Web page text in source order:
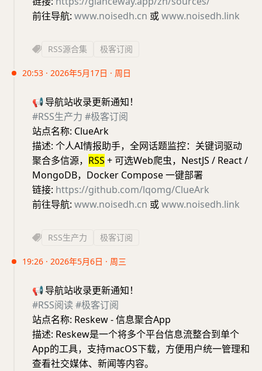
前往导航: www.noisedh.cn 或www.noisedh.link
RSS源合集 极客订阅
20:53 · 2026年5月17日 · 周日
📢导航站收录更新通知！
#RSS生产力 #极客订阅
站点名称: ClueArk
描述: 个人AI情报助手，全网话题监控：关键词驱动
聚合多信源， RSS + 可选Web爬虫，NestJS / React /
MongoDB，Docker Compose 一键部署
链接: https://github.com/lqomg/ClueArk
前往导航: www.noisedh.cn 或www.noisedh.link
RSS生产力 极客订阅
19:26 · 2026年5月6日 · 周三
📢导航站收录更新通知！
#RSS阅读 #极客订阅
站点名称: Reskew - 信息聚合App
描述: Reskew是一个将多个平台信息流整合到单个
App的工具，支持macOS下载，方便用户统一管理和
查看社交媒体、新闻等内容。